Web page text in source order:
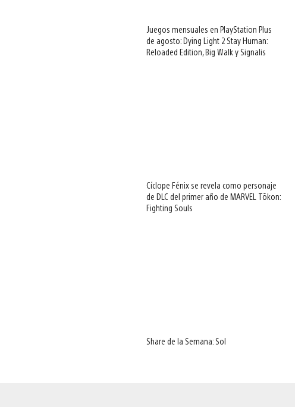
Juegos mensuales en PlayStation Plus
de agosto: Dying Light 2 Stay Human:
Reloaded Edition, Big Walk y Signalis
Cíclope Fénix se revela como personaje
de DLC del primer año de MARVEL Tōkon:
Fighting Souls
Share de la Semana: Sol